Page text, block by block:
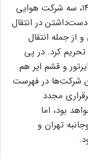
اتحادیه اروپا سه ماه پیش در روز ۲۳مهرماه ۱۴۰۳، سه شرکت هوایی
دست‌داشتن در انتقال
جمله انتقال
کرد. در پی
و قشم ایر هم
شرکت‌ها در فهرست
مجدد
بود، اما
تهران و